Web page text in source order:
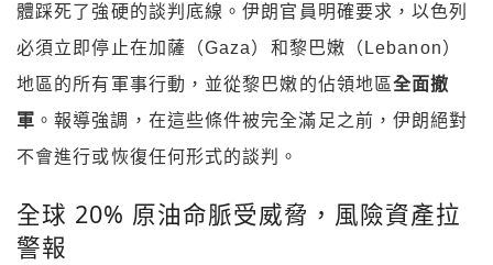
體踩死了強硬的談判底線。伊朗官員明確要求，以色列
必須立即停止在加薩（Gaza）和黎巴嫩（Lebanon）
地區的所有軍事行動，並從黎巴嫩的佔領地區全面撤
軍 。報導強調，在這些條件被完全滿足之前，伊朗絕對
不會進行或恢復任何形式的談判。
全球 20% 原油命脈受威脅，風險資產拉
警報